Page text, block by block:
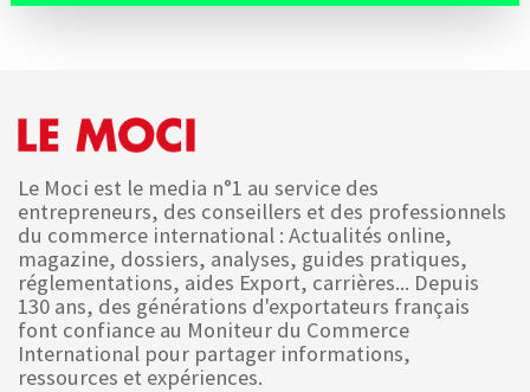
Le Moci est le media n°1 au service des
entrepreneurs, des conseillers et des professionnels
du commerce international : Actualités online,
magazine, dossiers, analyses, guides pratiques,
réglementations, aides Export, carrières... Depuis
130 ans, des générations d'exportateurs français
font confiance au Moniteur du Commerce
International pour partager informations,
ressources et expériences.